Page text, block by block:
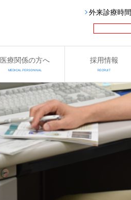
外来診療時間
医療関係の方へ
MEDICAL PERSONNAL
採用情報
RECRUIT